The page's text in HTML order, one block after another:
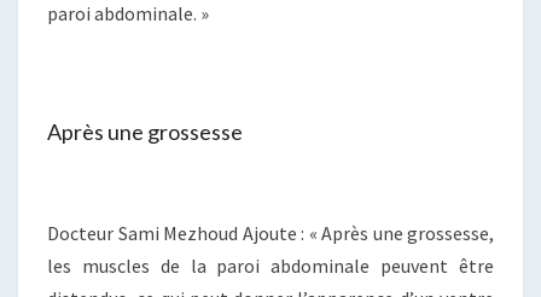
paroi abdominale. »
Après une grossesse
Docteur Sami Mezhoud Ajoute : « Après une grossesse,
les muscles de la paroi abdominale peuvent être